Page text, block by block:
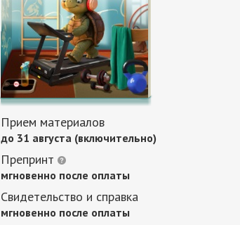
Прием материалов
до 31 августа (включительно)
Препринт
мгновенно после оплаты
Свидетельство и справка
мгновенно после оплаты